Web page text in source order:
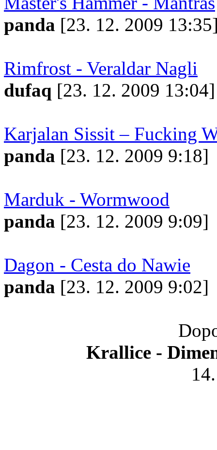
panda [23. 12. 2009
Rimfrost - Veraldar Nagli
dufaq [23. 12. 2009 13:04]
Karjalan Sissit – Fucking
panda [23. 12. 2009 9:18]
Marduk - Wormwood
panda [23. 12. 2009 9:09]
Dagon - Cesta do Nawie
panda [23. 12. 2009 9:02]
Krallice -